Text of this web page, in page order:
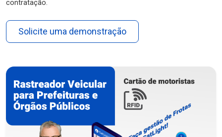
contratação.
Solicite uma demonstração